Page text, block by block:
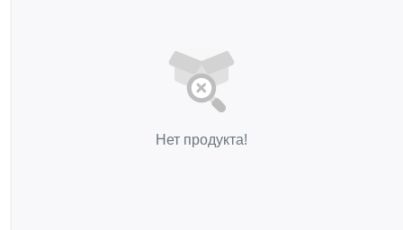
Нет продукта!